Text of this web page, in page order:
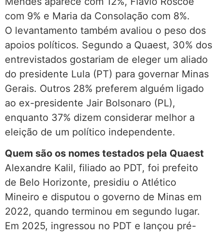
com 9% e Maria da Consolação com 8%.
O levantamento também avaliou o peso dos
apoios políticos. Segundo a Quaest, 30% dos
entrevistados gostariam de eleger um aliado
do presidente Lula (PT) para governar Minas
Gerais. Outros 28% preferem alguém ligado
ao ex-presidente Jair Bolsonaro (PL),
enquanto 37% dizem considerar melhor a
eleição de um político independente.
Quem são os nomes testados pela Quaest
Alexandre Kalil, filiado ao PDT, foi prefeito
de Belo Horizonte, presidiu o Atlético
Mineiro e disputou o governo de Minas em
2022, quando terminou em segundo lugar.
Em 2025, ingressou no PDT e lançou pré-